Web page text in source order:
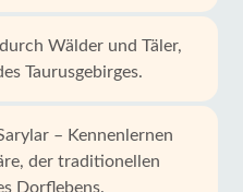
Wälder und Täler,
Taurusgebirges.
– Kennenlernen
der traditionellen
Dorflebens.